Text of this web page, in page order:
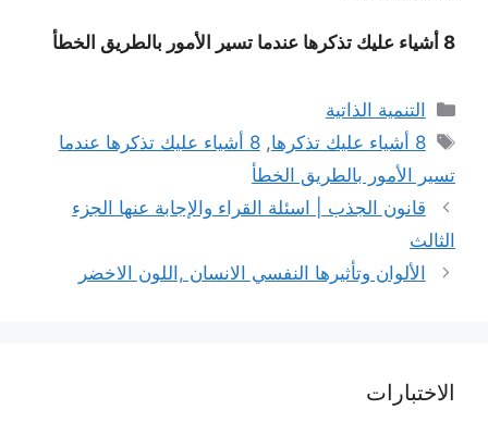
8 أشياء عليك تذكرها عندما تسير الأمور بالطريق الخطأ
التصنيفات
التنمية الذاتية
الوسوم
8 أشياء عليك تذكرها ,
8 أشياء عليك تذكرها عندما
تسير الأمور بالطريق الخطأ
قانون الجذب | اسئلة القراء والإجابة عنها الجزء
الثالث
الألوان وتأثيرها النفسي الانسان ,اللون الاخضر
الاختبارات